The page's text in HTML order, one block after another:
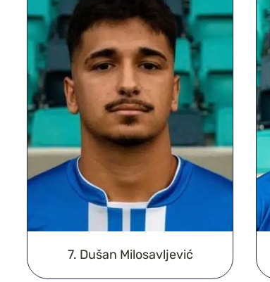
7. Dušan Milosavljević